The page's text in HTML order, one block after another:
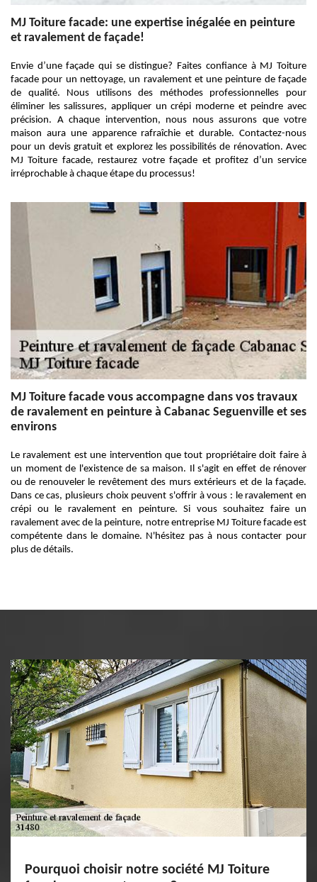
MJ Toiture facade: une expertise inégalée en peinture
et ravalement de façade!
Envie d’une façade qui se distingue? Faites confiance à MJ Toiture
facade pour un nettoyage, un ravalement et une peinture de façade
de qualité. Nous utilisons des méthodes professionnelles pour
éliminer les salissures, appliquer un crépi moderne et peindre avec
précision. A chaque intervention, nous nous assurons que votre
maison aura une apparence rafraîchie et durable. Contactez-nous
pour un devis gratuit et explorez les possibilités de rénovation. Avec
MJ Toiture facade, restaurez votre façade et profitez d’un service
irréprochable à chaque étape du processus!
MJ Toiture facade vous accompagne dans vos travaux
de ravalement en peinture à Cabanac Seguenville et ses
environs
Le ravalement est une intervention que tout propriétaire doit faire à
un moment de l'existence de sa maison. Il s'agit en effet de rénover
ou de renouveler le revêtement des murs extérieurs et de la façade.
Dans ce cas, plusieurs choix peuvent s'offrir à vous : le ravalement en
crépi ou le ravalement en peinture. Si vous souhaitez faire un
ravalement avec de la peinture, notre entreprise MJ Toiture facade est
compétente dans le domaine. N'hésitez pas à nous contacter pour
plus de détails.
Pourquoi choisir notre société MJ Toiture